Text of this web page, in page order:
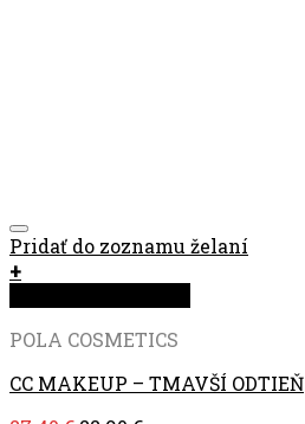
Pridať do zoznamu želaní
+
POLA COSMETICS
CC MAKEUP – TMAVŠÍ ODTIEŇ